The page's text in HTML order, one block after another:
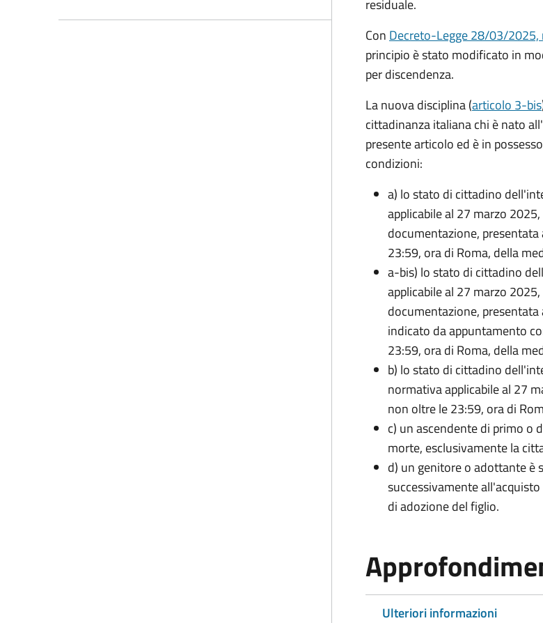
residuale.
Con Decreto-Legge 28/03/2025,
principio è stato modificato in
per discendenza.
La nuova disciplina (articolo 3-bis
cittadinanza italiana chi è nato
presente articolo ed è in
condizioni:
a) lo stato di cittadino
applicabile al 27 marzo
documentazione,
23:59, ora di Roma, della
a-bis) lo stato di cittadino
applicabile al 27 marzo
documentazione,
indicato da appuntamento
23:59, ora di Roma, della
b) lo stato di cittadino
normativa applicabile al 27
non oltre le 23:59, ora di
c) un ascendente di primo o
morte, esclusivamente la
d) un genitore o adottante è
successivamente
di adozione del figlio.
Ulteriori informazioni